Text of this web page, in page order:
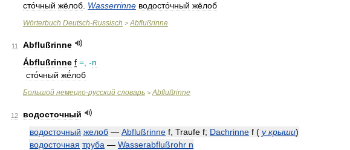
сто́чный жёлоб Wasserrinne водосто́чный жёлоб
Wörterbuch Deutsch-Russisch > Abflußrinne
11
Abflußrinne
Ábflußrinne f =, -n
сто́чный жё́лоб
Большой немецко-русский словарь > Abflußrinne
12
водосточный
водосточный желоб — Abflußrinne f Traufe f; Dachrinne f ( у крыши)
водосточная труба — Wasserabflußrohr n